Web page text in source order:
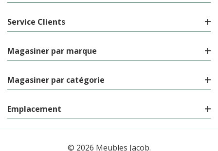
Service Clients
Magasiner par marque
Magasiner par catégorie
Emplacement
© 2026 Meubles Jacob.